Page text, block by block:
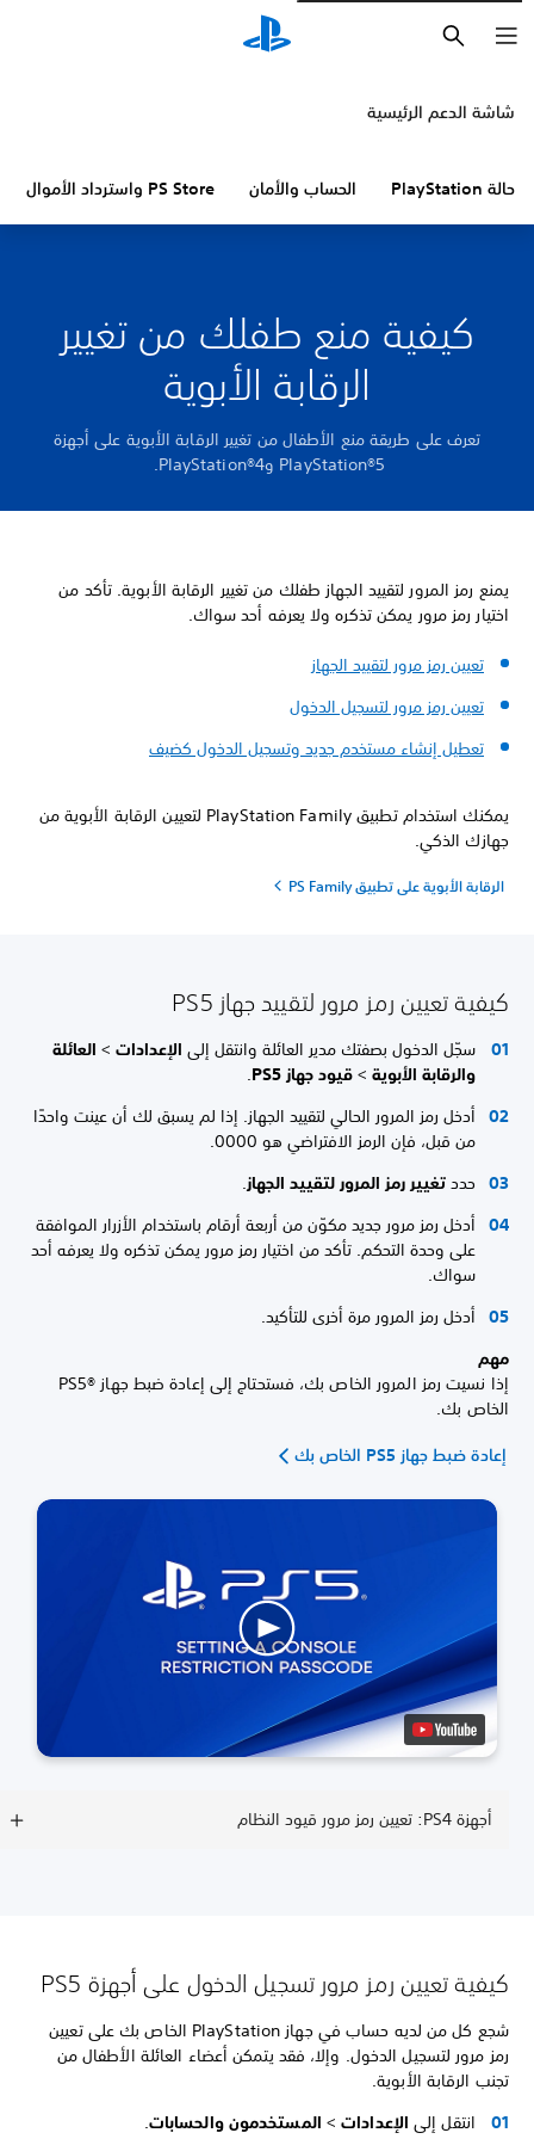
شاشة الدعم الرئيسية
حالة PlayStation الحساب والأمان PS Store واسترداد الأموال
كيفية منع طفلك من تغيير
الرقابة الأبوية
تعرف على طريقة منع الأطفال من تغيير الرقابة الأبوية على أجهزة
PlayStation®5 وPlayStation®4.
يمنع رمز المرور لتقييد الجهاز طفلك من تغيير الرقابة الأبوية. تأكد من
اختيار رمز مرور يمكن تذكره ولا يعرفه أحد سواك.
تعيين رمز مرور لتقييد الجهاز
تعيين رمز مرور لتسجيل الدخول
تعطيل إنشاء مستخدم جديد وتسجيل الدخول كضيف
يمكنك استخدام تطبيق PlayStation Family لتعيين الرقابة الأبوية من
جهازك الذكي.
الرقابة الأبوية على تطبيق PS Family
كيفية تعيين رمز مرور لتقييد جهاز PS5
سجّل الدخول بصفتك مدير العائلة وانتقل إلىالإعدادات>العائلة
والرقابة الأبوية>قيود جهاز PS5
.
أدخل رمز المرور الحالي لتقييد الجهاز. إذا لم يسبق لك أن عينت واحدًا
من قبل، فإن الرمز الافتراضي هو 0000.
حددتغيير رمز المرور لتقييد الجهاز.
أدخل رمز مرور جديد مكوّن من أربعة أرقام باستخدام الأزرار الموافقة
على وحدة التحكم. تأكد من اختيار رمز مرور يمكن تذكره ولا يعرفه أحد
سواك.
أدخل رمز المرور مرة أخرى للتأكيد.
مهم
إذا نسيت رمز المرور الخاص بك، فستحتاج إلى إعادة ضبط جهاز PS5®‎
الخاص بك.
إعادة ضبط جهاز PS5 الخاص بك
أجهزة PS4: تعيين رمز مرور قيود النظام
كيفية تعيين رمز مرور تسجيل الدخول على أجهزة PS5
شجع كل من لديه حساب في جهاز PlayStation الخاص بك على تعيين
رمز مرور لتسجيل الدخول. وإلا، فقد يتمكن أعضاء العائلة الأطفال من
تجنب الرقابة الأبوية.
انتقل إلىالإعدادات>المستخدمون والحسابات.